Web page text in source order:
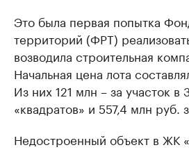
Это была первая попытка
территорий (ФРТ)
возводила строительная
Начальная цена лота
Из них 121 млн – за участок в
«квадратов» и 557,4 млн руб.
Недостроенный объект в ЖК